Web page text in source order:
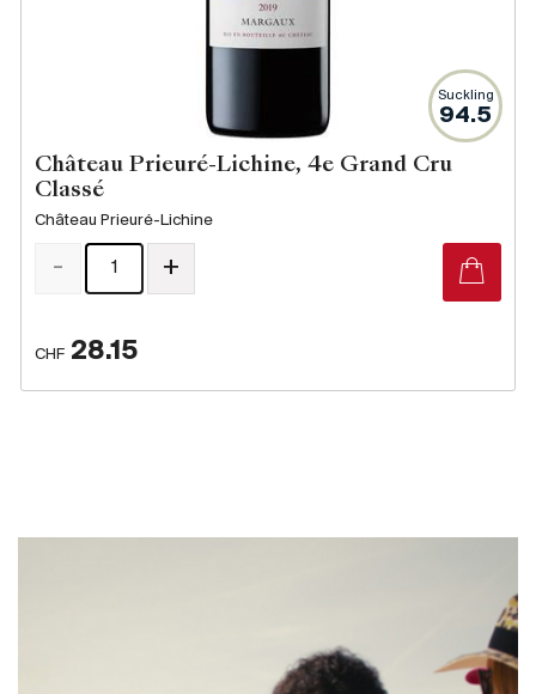
Suckling
94.5
Château Prieuré-Lichine, 4e Grand Cru
Classé
Château Prieuré-Lichine
CHF 28.15
- +